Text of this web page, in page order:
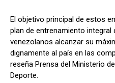
El objetivo principal de estos
plan de entrenamiento
venezolanos alcanzar su
dignamente al país en las
reseña Prensa del Ministerio
Deporte.